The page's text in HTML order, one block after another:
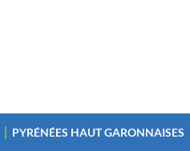
PYRÉNÉES HAUT GARONNAISES